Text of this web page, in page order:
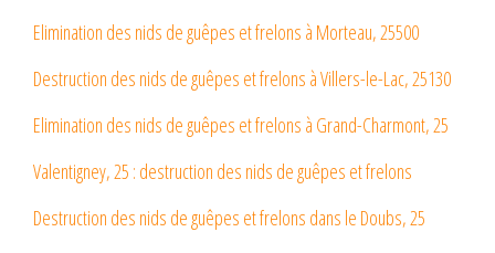
Elimination des nids de guêpes et frelons à Morteau, 25500
Destruction des nids de guêpes et frelons à Villers-le-Lac, 25130
Elimination des nids de guêpes et frelons à Grand-Charmont, 25
Valentigney, 25 : destruction des nids de guêpes et frelons
Destruction des nids de guêpes et frelons dans le Doubs, 25